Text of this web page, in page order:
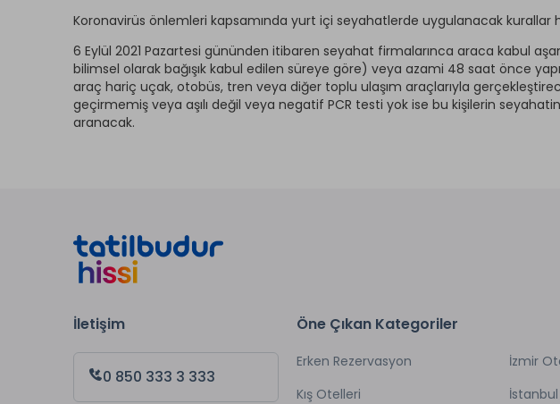
Koronavirüs önlemleri kapsamında yurt içi seyahatlerde uygulanacak kurallar
6 Eylül 2021 Pazartesi gününden itibaren seyahat firmalarınca araca kabul
bilimsel olarak bağışık kabul edilen süreye göre) veya azami 48 saat önce
araç hariç uçak, otobüs, tren veya diğer toplu ulaşım araçlarıyla
geçirmemiş veya aşılı değil veya negatif PCR testi yok ise bu kişilerin
aranacak.
İletişim
0 850 333 3 333
Öne Çıkan Kategoriler
Erken Rezervasyon
Kış Otelleri
İzmir